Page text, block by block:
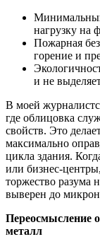
нагрузку на
Пожарная
горение и
и не
В моей
где облицовка
свойств. Это
максимально
цикла здания.
или бизнес-
торжество разума
выверен до
Переосмысление
металл